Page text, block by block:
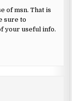
of msn. That is
sure to
your useful info.